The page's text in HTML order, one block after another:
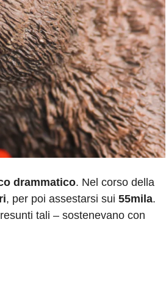
drammatico. Nel corso della
, per poi assestarsi sui 55mila.
tali – sostenevano con